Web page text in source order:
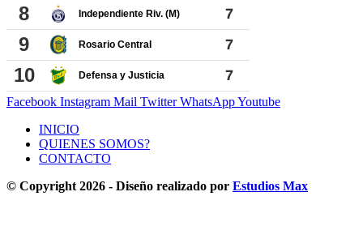
Facebook Instagram Mail Twitter WhatsAppYoutube
INICIO
QUIENES SOMOS?
CONTACTO
© Copyright 2026 - Diseño realizado por Estudios Max